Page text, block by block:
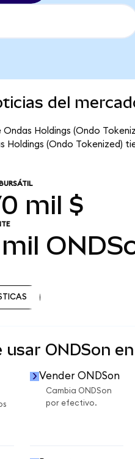
del
Holdings (Ondo
Holdings (Ondo Tokenized)
mil $
usar ONDSon
Vender ONDSon
Cambia ONDSon
por efectivo.